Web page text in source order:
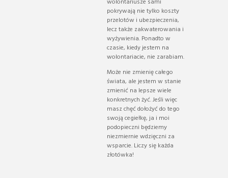
wolontariusze sami
pokrywają nie tylko koszty
przelotów i ubezpieczenia,
lecz także zakwaterowania i
wyżywienia. Ponadto w
czasie, kiedy jestem na
wolontariacie, nie zarabiam.
Może nie zmienię całego
świata, ale jestem w stanie
zmienić na lepsze wiele
konkretnych żyć. Jeśli więc
masz chęć dołożyć do tego
swoją cegiełkę, ja i moi
podopieczni będziemy
niezmiernie wdzięczni za
wsparcie. Liczy się każda
złotówka!